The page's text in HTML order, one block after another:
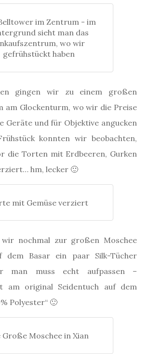
im Zentrum - im
sieht man das
wo wir
gefrühstückt haben
gingen wir zu einem großen
am Glockenturm, wo wir die Preise
Geräte und für Objektive angucken
konnten wir beobachten,
die Torten mit Erdbeeren, Gurken
hm, lecker 🙂
mit Gemüse verziert
wir nochmal zur großen Moschee
dem Basar ein paar Silk-Tücher
man muss echt aufpassen –
am original Seidentuch auf dem
Polyester“ 🙂
Große Moschee in Xian